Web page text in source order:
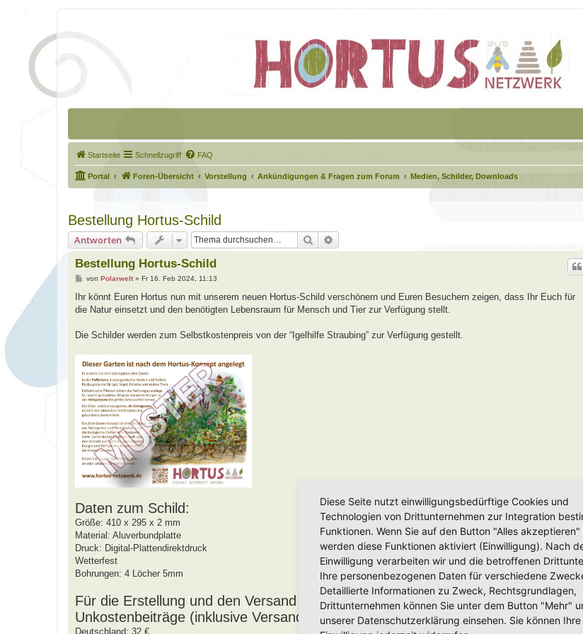
Startseite Schnellzugriff FAQ
Portal Foren-Übersicht Vorstellung Ankündigungen & Fragen zum Forum Medien, Schilder, Downloads
Bestellung Hortus-Schild
Antworten Suche
Bestellung Hortus-Schild
B
i
r
von Polarwelt» Fr 16. Feb 2024, 11:13
Ihr könnt Euren Hortus nun mit unserem neuen Hortus-Schild verschönern und Euren Besuchern zeigen, dass Ihr Euch für
die Natur einsetzt und den benötigten Lebensraum für Mensch und Tier zur Verfügung stellt.
Die Schilder werden zum Selbstkostenpreis von der “Igelhilfe Straubing” zur Verfügung gestellt.
Daten zum Schild:
Größe: 410 x 295 x 2 mm
Material: Aluverbundplatte
Druck: Digital-Plattendirektdruck
Wetterfest
Bohrungen: 4 Löcher 5mm
Für die Erstellung und den Versand des Schildes fallen folgende
Unkostenbeiträge (inklusive Versand) an:
Deutschland: 32 €
Diese Seite nutzt einwilligungsbedürftige Cookies und
Technologien von Drittunternehmen zur Integration
Funktionen. Wenn Sie auf den Button "Alles
werden diese Funktionen aktiviert (Einwilligung). Nach
Einwilligung verarbeiten wir und die betroffenen
Ihre personenbezogenen Daten für verschiedene
Detaillierte Informationen zu Zweck, Rechtsgrundlagen,
Drittunternehmen können Sie unter dem Button "Mehr"
unserer Datenschutzerklärung einsehen. Sie können Ihre